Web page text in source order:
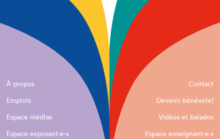
À propos
Contact
Emplois
Devenir bénévole!
Espace médias
Vidéos et balados
Espace exposant·e⋅s
Espace enseignant·e⋅s